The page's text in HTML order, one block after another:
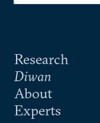
Research
Diwan
About
Experts